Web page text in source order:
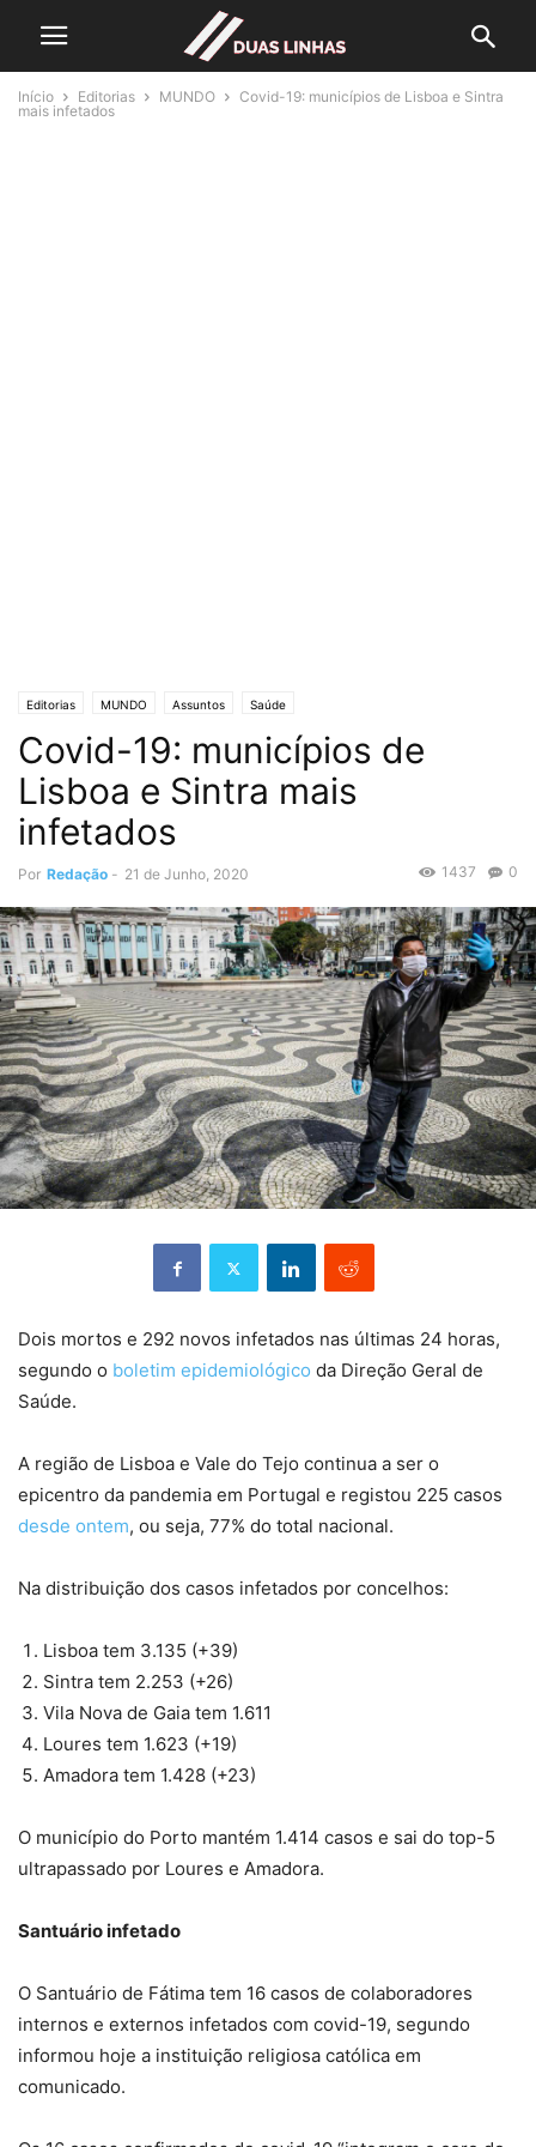
Início Editorias MUNDO
Covid-19: municípios de Lisboa e Sintra
mais infetados
Editorias MUNDO Assuntos Saúde
Covid-19: municípios de
Lisboa e Sintra mais
infetados
Por Redação - 21 de Junho, 2020 0
1437
Dois mortos e 292 novos infetados nas últimas 24 horas,
segundo o boletim epidemiológico da Direção Geral de
Saúde.
A região de Lisboa e Vale do Tejo continua a ser o
epicentro da pandemia em Portugal e registou 225 casos
desde ontem, ou seja, 77% do total nacional.
Na distribuição dos casos infetados por concelhos:
Lisboa tem 3.135 (+39)
Sintra tem 2.253 (+26)
Vila Nova de Gaia tem 1.611
Loures tem 1.623 (+19)
Amadora tem 1.428 (+23)
O município do Porto mantém 1.414 casos e sai do top-5
ultrapassado por Loures e Amadora.
Santuário infetado
O Santuário de Fátima tem 16 casos de colaboradores
internos e externos infetados com covid-19, segundo
informou hoje a instituição religiosa católica em
comunicado.